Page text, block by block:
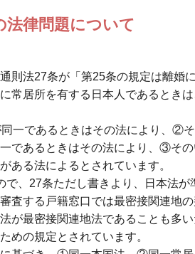
律問題について
則法27条が「第25条の規定は離婚
常居所を有する日本人であるときは
一であるときはその法により、②
であるときはその法により、③そ
ある法によるとされています。
で、27条ただし書きより、日本法が
査する戸籍窓口では最密接関連地
が最密接関連地法であることも多
めの規定とされています。